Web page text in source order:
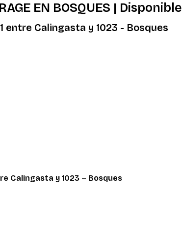
EN BOSQUES | Disponible
entre Calingasta y 1023 - Bosques
Calingasta y 1023 – Bosques